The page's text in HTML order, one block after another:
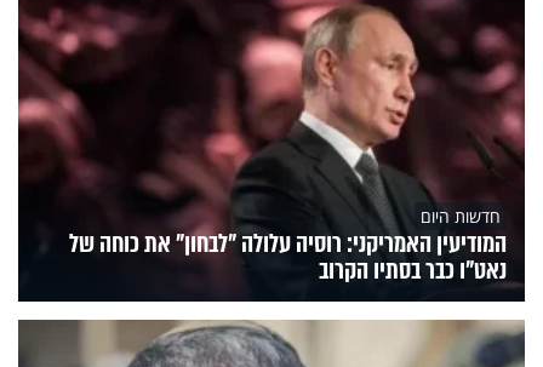
חדשות היום
המודיעין האמריקני: רוסיה עלולה "לבחון" את כוחה של
נאט"ו כבר בסתיו הקרוב